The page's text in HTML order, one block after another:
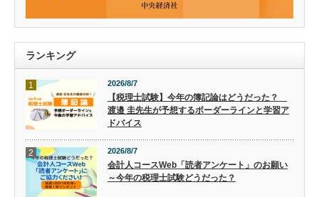
ランキング
1 2026/8/7
【税理士試験】今年の簿記論はどうだった？
渡邉 圭先生が予想するボーダーラインと学習ア
ドバイス
2 2026/8/7
会計人コースWeb「読者アンケート」のお願い
～今年の税理士試験どうだった？